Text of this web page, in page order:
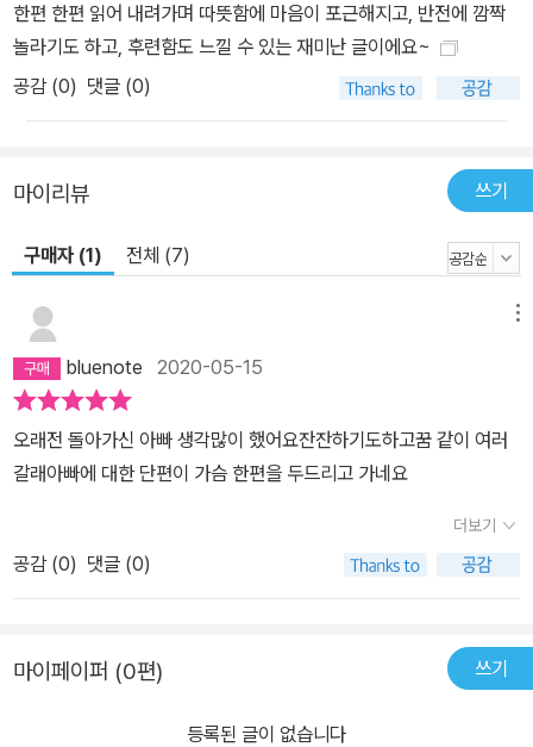
한편 한편 읽어 내려가며 따뜻함에 마음이 포근해지고, 반전에 깜짝
놀라기도 하고, 후련함도 느낄 수 있는 재미난 글이에요~
공감 (0) 댓글 (0)
마이리뷰 쓰기
구매자 (1) 전체 (7)
bluenote 2020-05-15
오래전 돌아가신 아빠 생각많이 했어요잔잔하기도하고꿈 같이 여러
갈래아빠에 대한 단편이 가슴 한편을 두드리고 가네요
더보기
공감 (0) 댓글 (0)
마이페이퍼 (0편) 쓰기
등록된 글이 없습니다